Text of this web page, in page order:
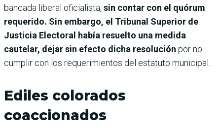
bancada liberal oficialista, sin contar con el quórum
requerido. Sin embargo, el Tribunal Superior de
Justicia Electoral había resuelto una medida
cautelar, dejar sin efecto dicha resolución por no
cumplir con los requerimientos del estatuto municipal.
Ediles colorados
coaccionados